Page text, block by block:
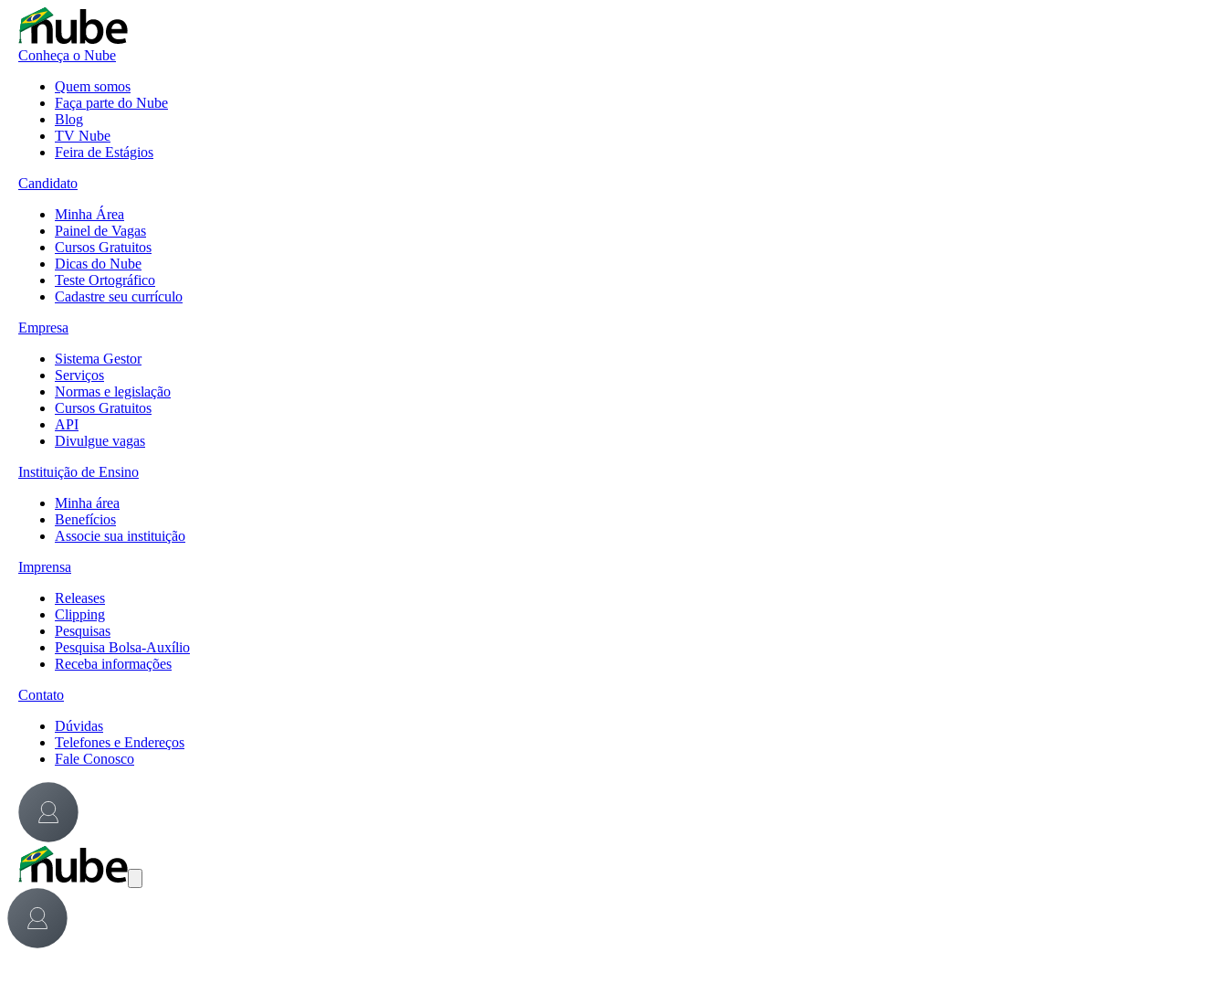
Conheça o Nube
Quem somos
Faça parte do Nube
Blog
TV Nube
Feira de Estágios
Candidato
Minha Área
Painel de Vagas
Cursos Gratuitos
Dicas do Nube
Teste Ortográfico
Cadastre seu currículo
Empresa
Sistema Gestor
Serviços
Normas e legislação
Cursos Gratuitos
API
Divulgue vagas
Instituição de Ensino
Minha área
Benefícios
Associe sua instituição
Imprensa
Releases
Clipping
Pesquisas
Pesquisa Bolsa-Auxílio
Receba informações
Contato
Dúvidas
Telefones e Endereços
Fale Conosco